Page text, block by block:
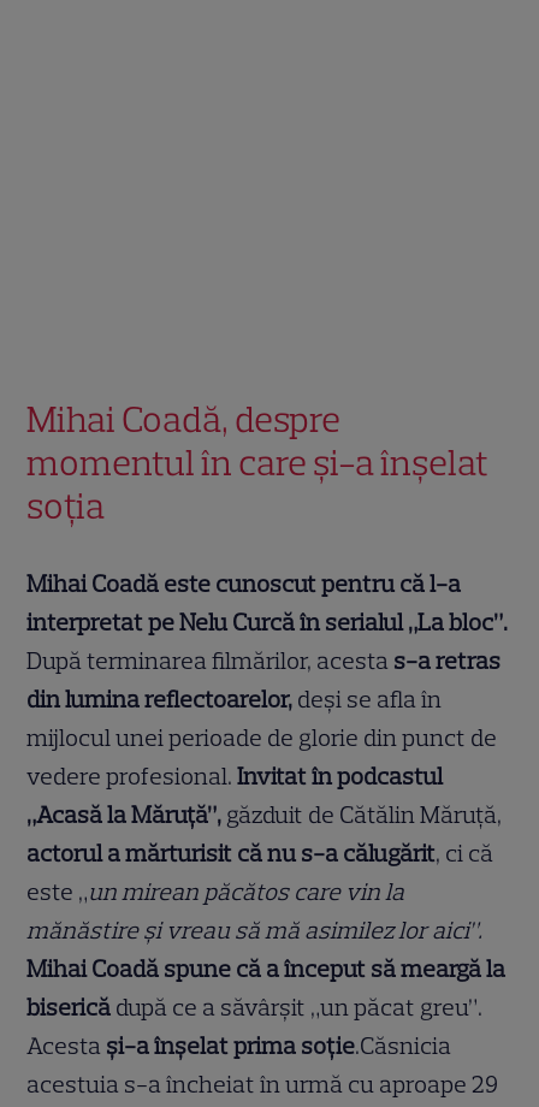
Mihai Coadă, despre
momentul în care și-a înșelat
soția
Mihai Coadă este cunoscut pentru că l-a
interpretat pe Nelu Curcă în serialul „La bloc”.
După terminarea filmărilor, acesta s-a retras
din lumina reflectoarelor, deși se afla în
mijlocul unei perioade de glorie din punct de
vedere profesional.Invitat în podcastul
„Acasă la Măruță”, găzduit de Cătălin Măruță,
actorul a mărturisit că nu s-a călugărit, ci că
este „un mirean păcătos care vin la
mănăstire și vreau să mă asimilez lor aici”.
Mihai Coadă spune că a început să meargă la
biserică după ce a săvârșit „un păcat greu”.
Acesta și-a înșelat prima soție.Căsnicia
acestuia s-a încheiat în urmă cu aproape 29